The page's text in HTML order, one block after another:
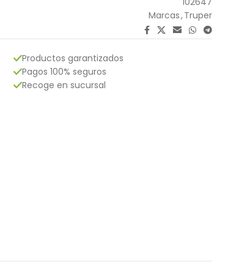
Marcas,Truper
Productos garantizados
Pagos 100% seguros
Recoge en sucursal